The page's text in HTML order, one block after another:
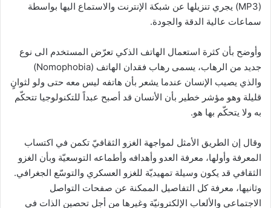
(MP3) يجري تنزيلها عن شبكة الإنترنت والاستماع اليها بواسطة
سماعات عالية الدقة والجودة.
وأوضح بأن كثرة استعمال الهاتف الذكي تعرّض المستخدم الى نوع
جديد من الرهاب، يسمى رهاب فقدان الهاتف (Nomophobia)
والذي يصيب الإنسان عندما يشعر بأن هاتفه ليس معه حتى ولو لثوانٍ
قليلة وهو مؤشر خطير بأن الأنسان قد أصبح عبداً للتكنولوجيا تتحكّم
به ولا يتحكّم بها هو.
وقال إن الطريق الأمثل لمواجهة الغزو الثقافيّ تكمن في اكتساب
المعرفة وأولها، معرفة العدو وأهدافه وأطماعه التوسعيّة وبأن الغزو
الثقافي قد يكون وسيلة تمهيديّة للغزو العسكري والتوسّع الجغرافي.
وثانيها، معرفة كل التفاصيل الممكنة عن صفحات التواصل
الاجتماعي والألعاب الإلكترونيّة وغيرها من أجل تحصين الذات في